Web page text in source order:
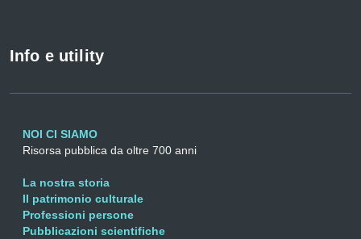
Info e utility
NOI CI SIAMO
Risorsa pubblica da oltre 700 anni
La nostra storia
Il patrimonio culturale
Professioni persone
Pubblicazioni scientifiche